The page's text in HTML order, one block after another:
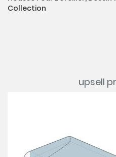
Collection
upsell